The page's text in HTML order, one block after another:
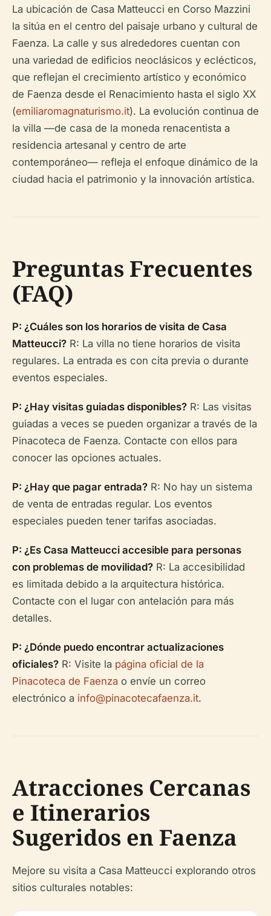
La ubicación de Casa Matteucci en Corso Mazzini
la sitúa en el centro del paisaje urbano y cultural de
Faenza. La calle y sus alrededores cuentan con
una variedad de edificios neoclásicos y eclécticos,
que reflejan el crecimiento artístico y económico
de Faenza desde el Renacimiento hasta el siglo XX
(emiliaromagnaturismo.it). La evolución continua de
la villa —de casa de la moneda renacentista a
residencia artesanal y centro de arte
contemporáneo— refleja el enfoque dinámico de la
ciudad hacia el patrimonio y la innovación artística.
Preguntas Frecuentes
(FAQ)
P: ¿Cuáles son los horarios de visita de Casa
Matteucci? R: La villa no tiene horarios de visita
regulares. La entrada es con cita previa o durante
eventos especiales.
P: ¿Hay visitas guiadas disponibles? R: Las visitas
guiadas a veces se pueden organizar a través de la
Pinacoteca de Faenza. Contacte con ellos para
conocer las opciones actuales.
P: ¿Hay que pagar entrada? R: No hay un sistema
de venta de entradas regular. Los eventos
especiales pueden tener tarifas asociadas.
P: ¿Es Casa Matteucci accesible para personas
con problemas de movilidad? R: La accesibilidad
es limitada debido a la arquitectura histórica.
Contacte con el lugar con antelación para más
detalles.
P: ¿Dónde puedo encontrar actualizaciones
oficiales? R: Visite la página oficial de la
Pinacoteca de Faenza o envíe un correo
electrónico a info@pinacotecafaenza.it.
Atracciones Cercanas
e Itinerarios
Sugeridos en Faenza
Mejore su visita a Casa Matteucci explorando otros
sitios culturales notables: